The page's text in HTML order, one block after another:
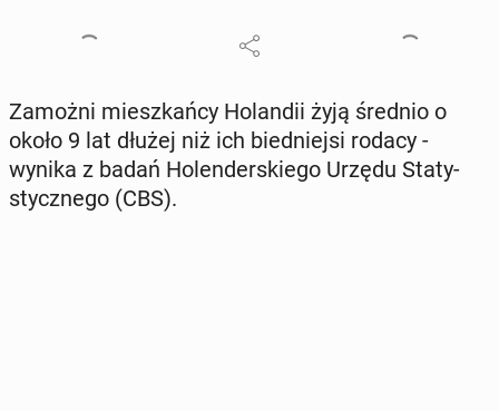
Zamożni miesz­kań­cy Ho­lan­dii żyją średnio o
około 9 lat dłużej niż ich bied­niej­si rodacy -
wynika z badań Ho­len­der­skie­go Urzędu Sta­ty­
stycz­ne­go (CBS).